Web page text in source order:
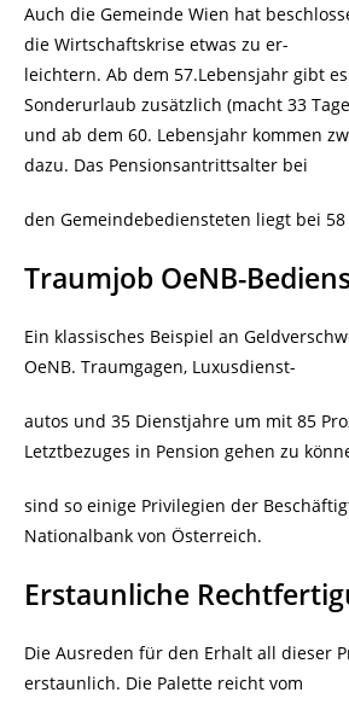
Auch die Gemeinde Wien hat
die Wirtschaftskrise etwas zu er-
leichtern. Ab dem 57.Lebensjahr gibt
Sonderurlaub zusätzlich (macht 33
und ab dem 60. Lebensjahr kommen
dazu. Das Pensionsantrittsalter bei
den Gemeindebediensteten liegt bei 58
Traumjob OeNB-
Ein klassisches Beispiel an
OeNB. Traumgagen, Luxusdienst-
autos und 35 Dienstjahre um mit 85
Letztbezuges in Pension gehen zu
sind so einige Privilegien der
Nationalbank von Österreich.
Erstaunliche
Die Ausreden für den Erhalt all dieser
erstaunlich. Die Palette reicht vom